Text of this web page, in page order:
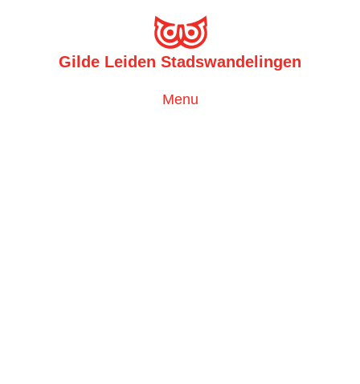
Gilde Leiden Stadswandelingen
Toggle
Menu